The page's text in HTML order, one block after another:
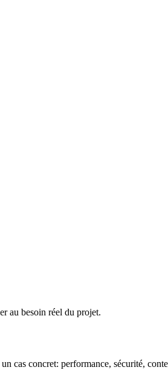
au besoin réel du projet.
cas concret: performance, sécurité,